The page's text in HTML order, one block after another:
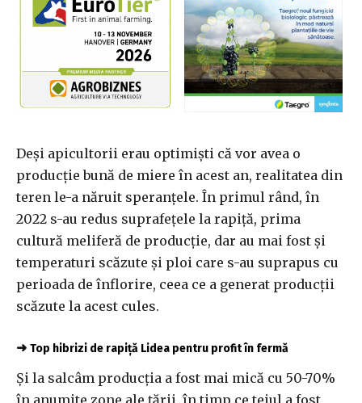
Deși apicultorii erau optimiști că vor avea o
producție bună de miere în acest an, realitatea din
teren le-a năruit speranțele. În primul rând, în
2022 s-au redus suprafețele la rapiță, prima
cultură meliferă de producție, dar au mai fost și
temperaturi scăzute și ploi care s-au suprapus cu
perioada de înflorire, ceea ce a generat producții
scăzute la acest cules.
➜ Top hibrizi de rapiță Lidea pentru profit în fermă
Și la salcâm producția a fost mai mică cu 50-70%